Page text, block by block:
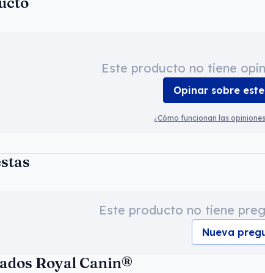
Este producto no tiene
Opinar sobre
¿Cómo funcionan las
Este producto no tiene
Nueva
Royal Canin®